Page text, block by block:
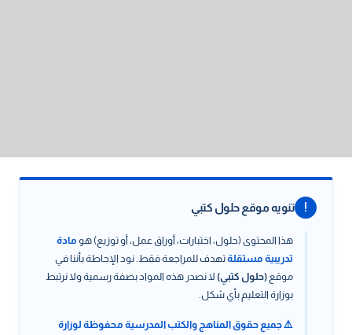
! تنويه موقع حلول كتبي
هذا المحتوى (حلول، اختبارات، أوراق عمل، أو توزيع) هو مادة
تدريبية مستقلةتهدف للمراجعة فقط. نود الإحاطة بأننا في
موقع (حلول كتبي) لا نصدر هذه المواد بصفة رسمية ولا نرتبط
بوزارة التعليم بأي شكل.
⚠️ جميع حقوق المناهج والكتب المدرسية محفوظة لوزارة